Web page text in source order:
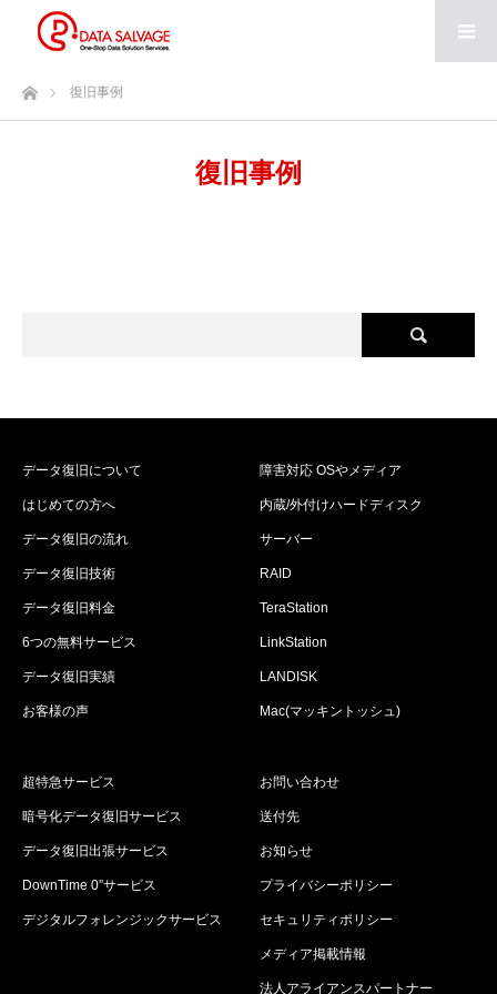
ホーム復旧事例
復旧事例
データ復旧について
はじめての方へ
データ復旧の流れ
データ復旧技術
データ復旧料金
6つの無料サービス
データ復旧実績
お客様の声
障害対応 OSやメディア
内蔵/外付けハードディスク
サーバー
RAID
TeraStation
LinkStation
LANDISK
Mac(マッキントッシュ)
超特急サービス
暗号化データ復旧サービス
データ復旧出張サービス
DownTime 0”サービス
デジタルフォレンジックサービス
お問い合わせ
送付先
お知らせ
プライバシーポリシー
セキュリティポリシー
メディア掲載情報
法人アライアンスパートナー